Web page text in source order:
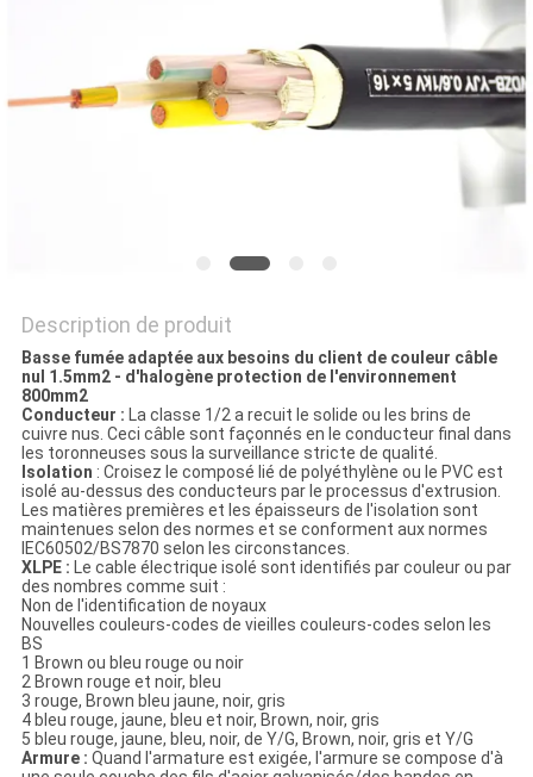
DEMANDE
PLAN
DU
SITE
POLITIQUE
DE
CONFIDENTIALITÉ
Description de produit
Basse fumée adaptée aux besoins du client de couleur câble
nul 1.5mm2 - d'halogène protection de l'environnement
800mm2
Conducteur : La classe 1/2 a recuit le solide ou les brins de
cuivre nus. Ceci câble sont façonnés en le conducteur final dans
les toronneuses sous la surveillance stricte de qualité.
Isolation : Croisez le composé lié de polyéthylène ou le PVC est
isolé au-dessus des conducteurs par le processus d'extrusion.
Les matières premières et les épaisseurs de l'isolation sont
maintenues selon des normes et se conforment aux normes
IEC60502/BS7870 selon les circonstances.
XLPE : Le cable électrique isolé sont identifiés par couleur ou par
des nombres comme suit :
Non de l'identification de noyaux
Nouvelles couleurs-codes de vieilles couleurs-codes selon les
BS
1 Brown ou bleu rouge ou noir
2 Brown rouge et noir, bleu
3 rouge, Brown bleu jaune, noir, gris
4 bleu rouge, jaune, bleu et noir, Brown, noir, gris
5 bleu rouge, jaune, bleu, noir, de Y/G, Brown, noir, gris et Y/G
Armure : Quand l'armature est exigée, l'armure se compose d'à